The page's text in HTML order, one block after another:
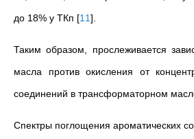
до 18% у ТКп [11]
Таким образом, прослеживается
масла против окисления от
соединений в трансформаторном
Спектры поглощения ароматических